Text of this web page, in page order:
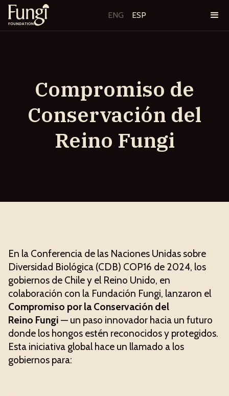
ENG ESP
Compromiso de
Conservación del
Reino Fungi
En la Conferencia de las Naciones Unidas sobre
Diversidad Biológica (CDB) COP16 de 2024, los
gobiernos de Chile y el Reino Unido, en
colaboración con la Fundación Fungi, lanzaron el
Compromiso por la Conservación del
Reino Fungi — un paso innovador hacia un futuro
donde los hongos estén reconocidos y protegidos.
Esta iniciativa global hace un llamado a los
gobiernos para: